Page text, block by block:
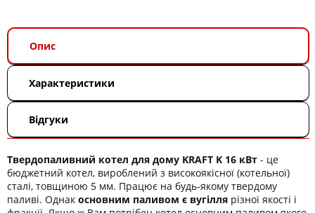
Опис
Характеристики
Відгуки
Твердопаливний котел для дому KRAFT K 16 кВт - це
бюджетний котел, вироблений з високоякісної (котельної)
сталі, товщиною 5 мм. Працює на будь-якому твердому
паливі. Однак основним паливом є вугілля різної якості і